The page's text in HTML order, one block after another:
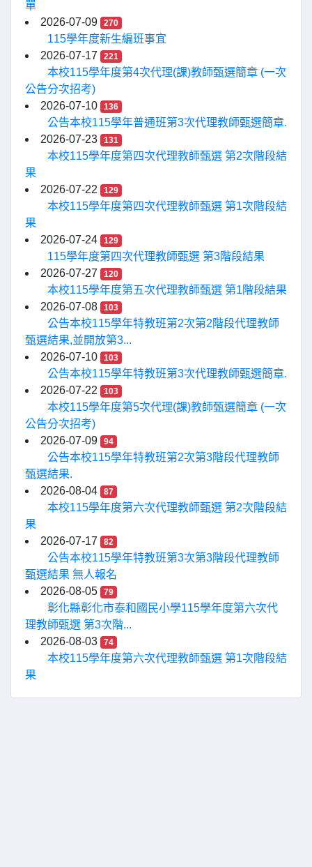
單
2026-07-09
270
115學年度新生編班事宜
2026-07-17
221
本校115學年度第4次代理(課)教師甄選簡章 (一次
公告分次招考)
2026-07-10
136
公告本校115學年普通班第3次代理教師甄選簡章.
2026-07-23
131
本校115學年度第四次代理教師甄選 第2次階段結
果
2026-07-22
129
本校115學年度第四次代理教師甄選 第1次階段結
果
2026-07-24
129
115學年度第四次代理教師甄選 第3階段結果
2026-07-27
120
本校115學年度第五次代理教師甄選 第1階段結果
2026-07-08
103
公告本校115學年特教班第2次第2階段代理教師
甄選結果,並開放第3...
2026-07-10
103
公告本校115學年特教班第3次代理教師甄選簡章.
2026-07-22
103
本校115學年度第5次代理(課)教師甄選簡章 (一次
公告分次招考)
2026-07-09
94
公告本校115學年特教班第2次第3階段代理教師
甄選結果.
2026-08-04
87
本校115學年度第六次代理教師甄選 第2次階段結
果
2026-07-17
82
公告本校115學年特教班第3次第3階段代理教師
甄選結果 無人報名
2026-08-05
79
彰化縣彰化市泰和國民小學115學年度第六次代
理教師甄選 第3次階...
2026-08-03
74
本校115學年度第六次代理教師甄選 第1次階段結
果